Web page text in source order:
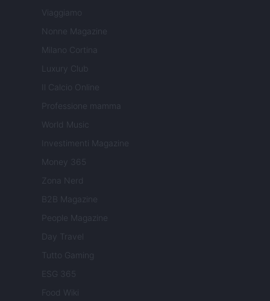
Viaggiamo
Nonne Magazine
Milano Cortina
Luxury Club
Il Calcio Online
Professione mamma
World Music
Investimenti Magazine
Money 365
Zona Nerd
B2B Magazine
People Magazine
Day Travel
Tutto Gaming
ESG 365
Food Wiki